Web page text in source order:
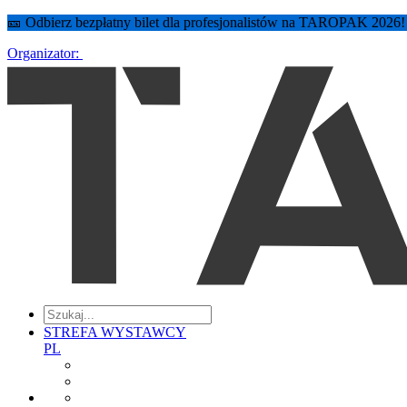
🎫 Odbierz bezpłatny bilet dla profesjonalistów na TAROPAK
Organizator:
STREFA WYSTAWCY
PL